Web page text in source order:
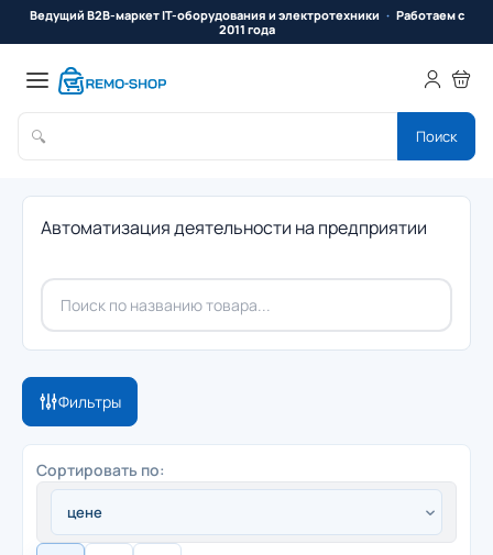
Ведущий B2B-маркет IT-оборудования и электротехники
Работаем с
2011 года
🔍 Поиск
Автоматизация деятельности на предприятии
Фильтры
Сортировать по: